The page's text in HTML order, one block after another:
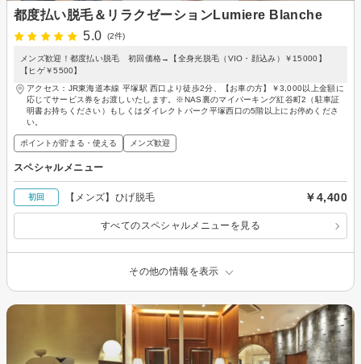
都度払い脱毛＆リラクゼーションLumiere Blanche
5.0
(2件)
メンズ歓迎！都度払い脱毛 初回価格→【全身光脱毛（VIO・顔込み）￥15000】
【ヒゲ￥5500】
アクセス：JR東海道本線 平塚駅 西口より徒歩2分、【お車の方】￥3,000以上金額に
応じてサービス券をお渡しいたします。※NAS裏のマイパーキング紅谷町2（駐車証
明書お持ちください）もしくはダイレクトパーク平塚西口の5階以上にお停めくださ
い。
ポイントが貯まる・使える メンズ歓迎
スペシャルメニュー
初回 【メンズ】ひげ脱毛 ￥4,400
すべてのスペシャルメニューを見る
その他の情報を表示